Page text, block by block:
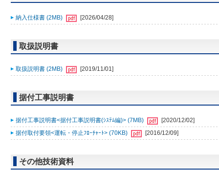
納入仕様書 (2MB) [2026/04/28]
取扱説明書
取扱説明書 (2MB) [2019/11/01]
据付工事説明書
据付工事説明書<据付工事説明書(ｼｽﾃﾑ編)> (7MB)
[2020/12/02]
据付取付要領<運転・停止ﾌﾛｰﾁｬｰﾄ> (70KB)
[2016/12/09]
その他技術資料